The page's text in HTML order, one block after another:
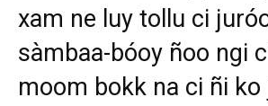
xam ne luy tollu ci
sàmbaa-bóoy ñoo ngi
moom bokk na ci ñi ko